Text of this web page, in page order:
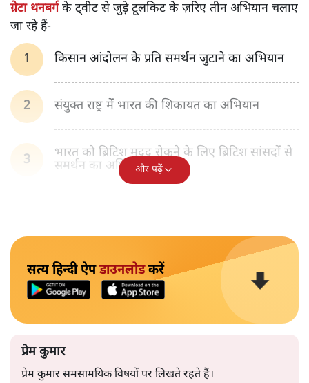
ग्रेटा थनबर्गके ट्वीट से जुड़े टूलकिट के ज़रिए तीन अभियान चलाए
जा रहे हैं-
किसान आंदोलन के प्रति समर्थन जुटाने का अभियान
संयुक्त राष्ट्र में भारत की शिकायत का अभियान
भारत को ब्रिटिश मदद रोकने के लिए ब्रिटिश सांसदों से
समर्थन का अभियानऔर पढ़ें
सत्य हिन्दी ऐपडाउनलोडकरें
प्रेम कुमार
प्रेम कुमार समसामयिक विषयों पर लिखते रहते हैं।